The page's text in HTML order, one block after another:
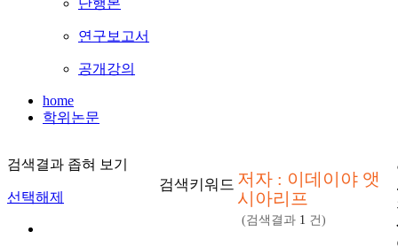
단행본
연구보고서
공개강의
home
학위논문
검색결과 좁혀 보기
선택해제
검색키워드 저자 : 이데이야 앳
시아리프
(검색결과 1 건)